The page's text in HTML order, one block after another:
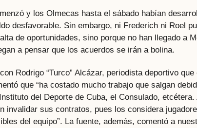
y los Olmecas hasta el sábado habían
desfavorable. Sin embargo, ni Frederich ni Roel
de oportunidades, sino porque no han llegado a
a pensar que los acuerdos se irán a bolina.
Rodrigo “Turco” Alcázar, periodista deportivo
que “ha costado mucho trabajo que salgan
del Deporte de Cuba, el Consulado,
invalidar sus contratos, pues los considera
del equipo”. La fuente, además, comentó a